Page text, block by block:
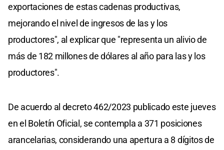
exportaciones de estas cadenas productivas,
mejorando el nivel de ingresos de las y los
productores", al explicar que "representa un alivio de
más de 182 millones de dólares al año para las y los
productores".
De acuerdo al decreto 462/2023 publicado este jueves
en el Boletín Oficial, se contempla a 371 posiciones
arancelarias, considerando una apertura a 8 dígitos de